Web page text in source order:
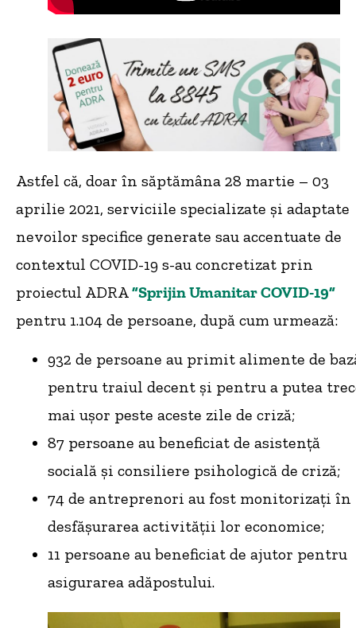
Astfel că, doar în săptămâna 28 martie – 03
aprilie 2021, serviciile specializate și adaptate
nevoilor specifice generate sau accentuate de
contextul COVID-19 s-au concretizat prin
proiectul ADRA”Sprijin Umanitar COVID-19”
pentru 1.104 de persoane, după cum urmează:
932 de persoane au primit alimente de
pentru traiul decent și pentru a putea
mai ușor peste aceste zile de criză;
87 persoane au beneficiat de asistență
socială și consiliere psihologică de criză;
74 de antreprenori au fost monitorizați în
desfășurarea activității lor economice;
11 persoane au beneficiat de ajutor pentru
asigurarea adăpostului.